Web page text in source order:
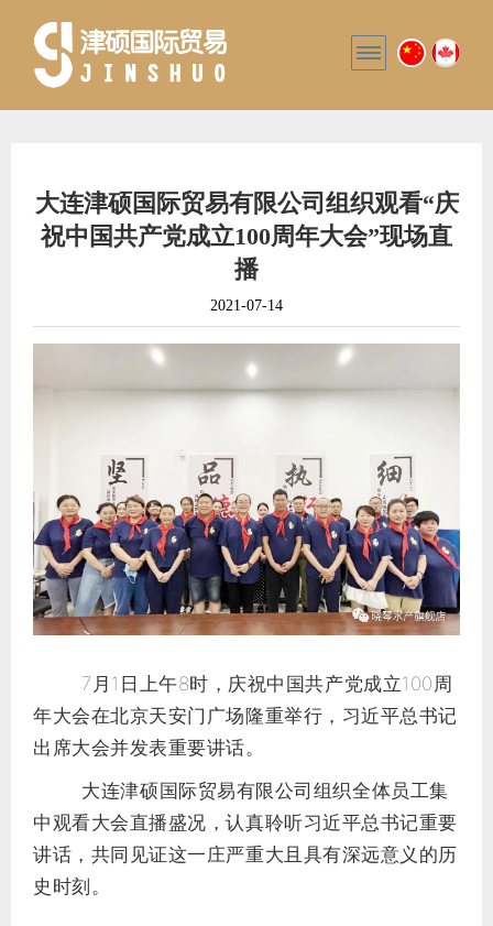
大连津硕国际贸易有限公司组织观看“庆
祝中国共产党成立100周年大会”现场直
播
2021-07-14
7月1日上午8时，庆祝中国共产党成立100周
年大会在北京天安门广场隆重举行，习近平总书记
出席大会并发表重要讲话。
大连津硕国际贸易有限公司组织全体员工集
中观看大会直播盛况，认真聆听习近平总书记重要
讲话，共同见证这一庄严重大且具有深远意义的历
史时刻。